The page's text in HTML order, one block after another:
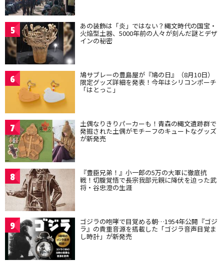
5 あの装飾は「炎」ではない？縄文時代の国宝・
火焔型土器、5000年前の人々が刻んだ謎とデザ
インの秘密
6 鳩サブレーの豊島屋が『鳩の日』（8月10日）
限定グッズ詳細を発表！今年はシリコンポーチ
「はとっこ」
7 土偶なりきりパーカーも！青森の縄文遺跡群で
発掘された土偶がモチーフのキュートなグッズ
が新発売
8 『豊臣兄弟！』小一郎の5万の大軍に徹底抗
戦！切腹覚悟で長宗我部元親に降伏を迫った武
将・谷忠澄の生涯
9 ゴジラの咆哮で目覚める朝…1954年公開『ゴジ
ラ』の貴重音源を搭載した「ゴジラ音声目覚ま
し時計」が新発売